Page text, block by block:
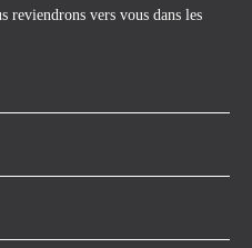
vers vous dans les